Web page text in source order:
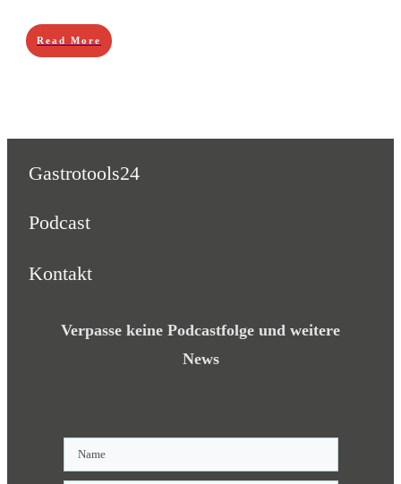
Read More
Gastrotools24
Podcast
Kontakt
Verpasse keine Podcastfolge und weitere
News